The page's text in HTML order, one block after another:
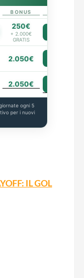
BONUS
250€
+ 2.000€
GRATIS
2.050€
2.050€
ogni 5
per i nuovi
IL GOL